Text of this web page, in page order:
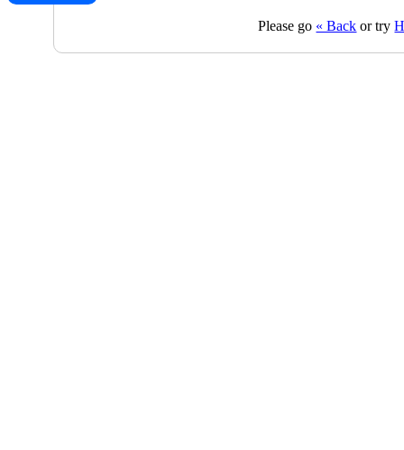
Please go « Back or try